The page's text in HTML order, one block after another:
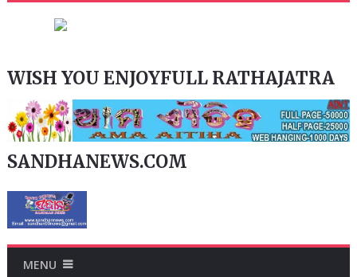
WISH YOU ENJOYFULL RATHAJATRA
SANDHANEWS.COM
MENU